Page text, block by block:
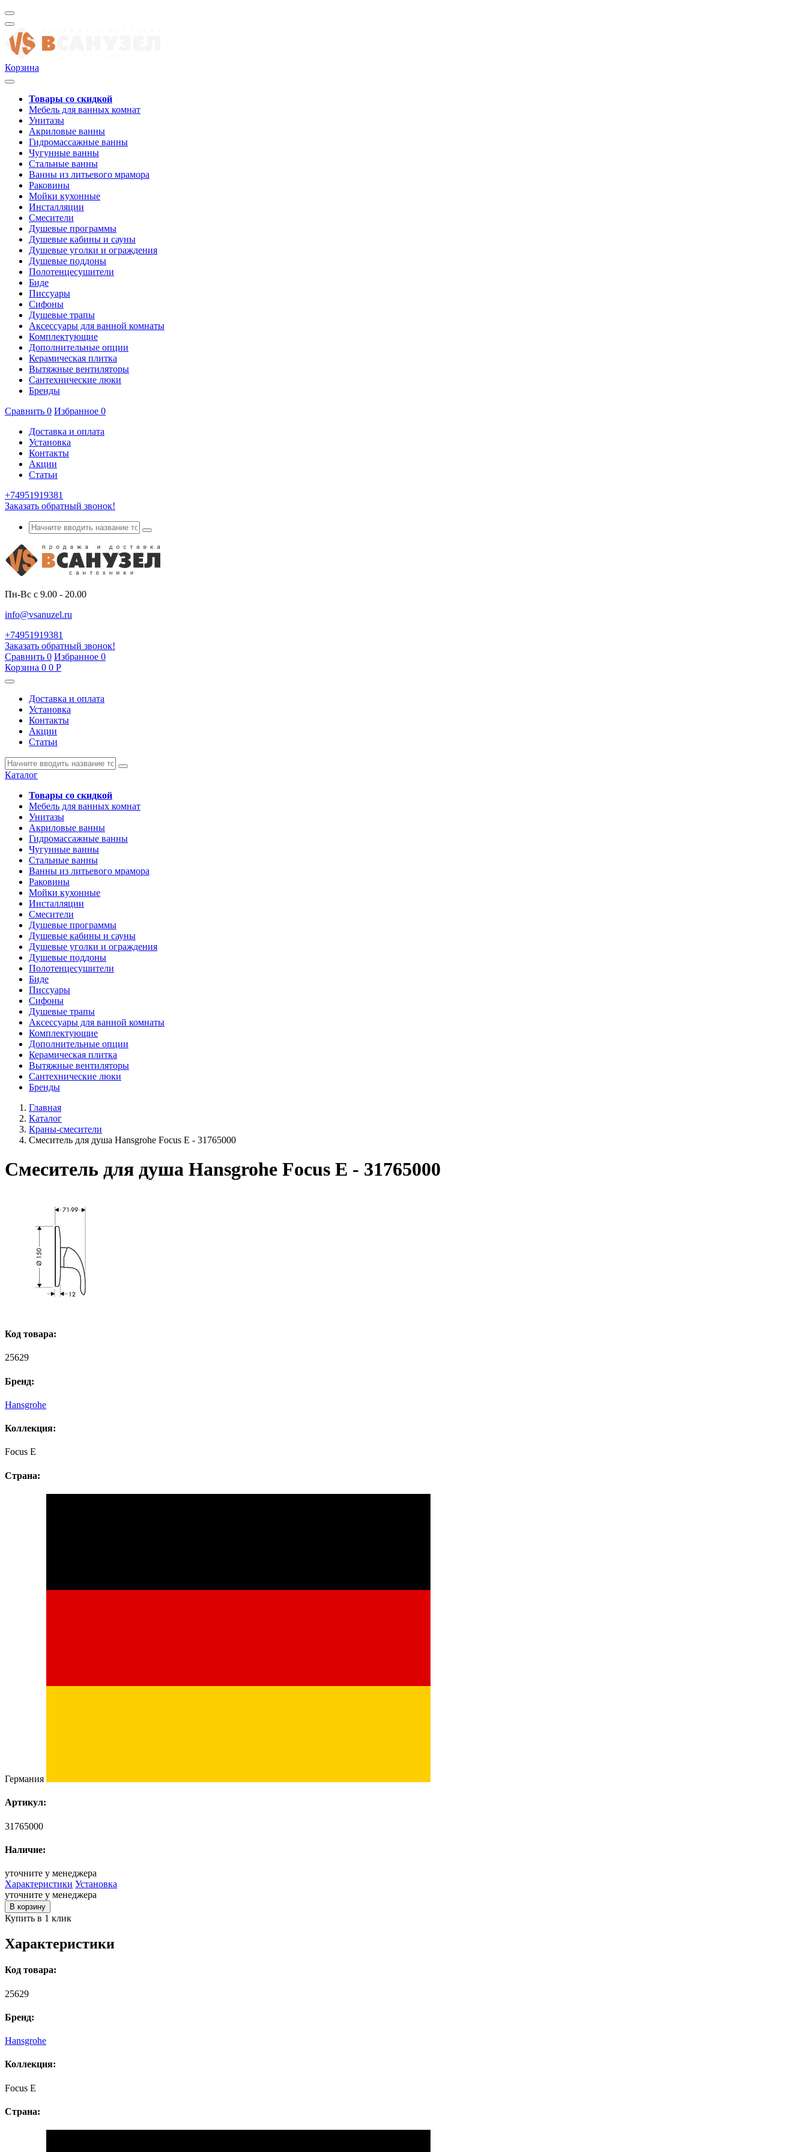
Корзина
Товары со скидкой
Мебель для ванных комнат
Унитазы
Акриловые ванны
Гидромассажные ванны
Чугунные ванны
Стальные ванны
Ванны из литьевого мрамора
Раковины
Мойки кухонные
Инсталляции
Смесители
Душевые программы
Душевые кабины и сауны
Душевые уголки и ограждения
Душевые поддоны
Полотенцесушители
Биде
Писсуары
Сифоны
Душевые трапы
Аксессуары для ванной комнаты
Комплектующие
Дополнительные опции
Керамическая плитка
Вытяжные вентиляторы
Сантехнические люки
Бренды
Сравнить 0 Избранное 0
Доставка и оплата
Установка
Контакты
Акции
Статьи
+74951919381
Заказать обратный звонок!
Пн-Вс с 9.00 - 20.00
info@vsanuzel.ru
+74951919381
Заказать обратный звонок!
Сравнить 0 Избранное 0
Корзина 0 0 Р
Доставка и оплата
Установка
Контакты
Акции
Статьи
Каталог
Товары со скидкой
Мебель для ванных комнат
Унитазы
Акриловые ванны
Гидромассажные ванны
Чугунные ванны
Стальные ванны
Ванны из литьевого мрамора
Раковины
Мойки кухонные
Инсталляции
Смесители
Душевые программы
Душевые кабины и сауны
Душевые уголки и ограждения
Душевые поддоны
Полотенцесушители
Биде
Писсуары
Сифоны
Душевые трапы
Аксессуары для ванной комнаты
Комплектующие
Дополнительные опции
Керамическая плитка
Вытяжные вентиляторы
Сантехнические люки
Бренды
Главная
Каталог
Краны-смесители
Смеситель для душа Hansgrohe Focus E - 31765000
Смеситель для душа Hansgrohe Focus E - 31765000
Код товара:
25629
Бренд:
Hansgrohe
Коллекция:
Focus E
Страна:
Германия
Артикул:
31765000
Наличие:
уточните у менеджера
Характеристики Установка
уточните у менеджера
В корзину
Купить в 1 клик
Характеристики
Код товара:
25629
Бренд:
Hansgrohe
Коллекция:
Focus E
Страна: